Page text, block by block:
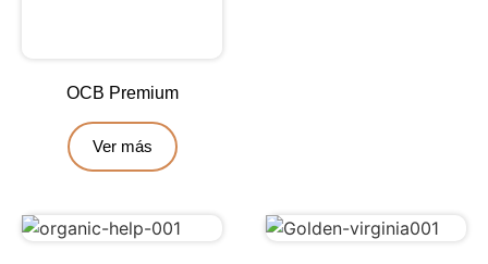
OCB Premium
Ver más